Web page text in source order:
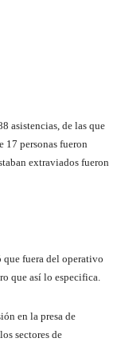
asistencias, de las que
17 personas fueron
extraviados fueron
fuera del operativo
que así lo especifica.
en la presa de
sectores de